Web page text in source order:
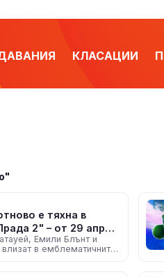
КЛАСАЦИИ
е тяхна в
2" – от 29 април
Емили Блънт и
в емблематичните